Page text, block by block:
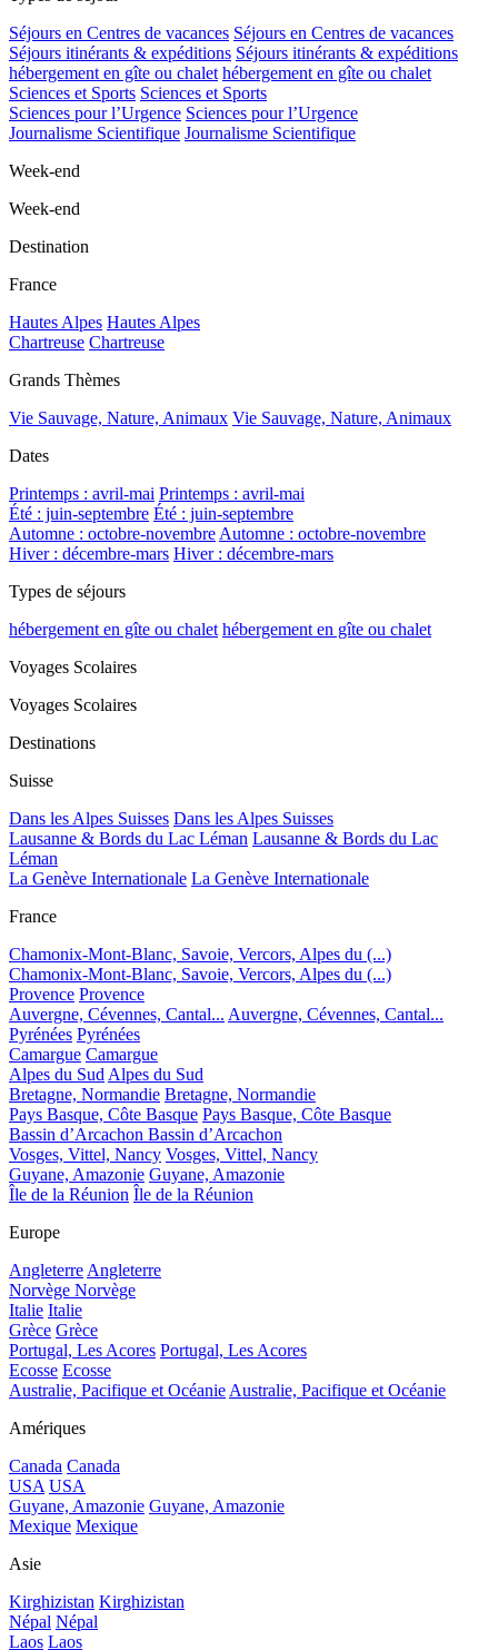
Séjours en Centres de vacances Séjours en Centres de vacances
Séjours itinérants & expéditions Séjours itinérants & expéditions
hébergement en gîte ou chalet hébergement en gîte ou chalet
Sciences et Sports Sciences et Sports
Sciences pour l’Urgence Sciences pour l’Urgence
Journalisme Scientifique Journalisme Scientifique
Week-end
Week-end
Destination
France
Hautes Alpes Hautes Alpes
Chartreuse Chartreuse
Grands Thèmes
Vie Sauvage, Nature, Animaux Vie Sauvage, Nature, Animaux
Dates
Printemps : avril-mai Printemps : avril-mai
Été : juin-septembre Été : juin-septembre
Automne : octobre-novembre Automne : octobre-novembre
Hiver : décembre-mars Hiver : décembre-mars
Types de séjours
hébergement en gîte ou chalet hébergement en gîte ou chalet
Voyages Scolaires
Voyages Scolaires
Destinations
Suisse
Dans les Alpes Suisses Dans les Alpes Suisses
Lausanne & Bords du Lac Léman Lausanne & Bords du Lac
Léman
La Genève Internationale La Genève Internationale
France
Chamonix-Mont-Blanc, Savoie, Vercors, Alpes du (...)
Chamonix-Mont-Blanc, Savoie, Vercors, Alpes du (...)
Provence Provence
Auvergne, Cévennes, Cantal... Auvergne, Cévennes, Cantal...
Pyrénées Pyrénées
Camargue Camargue
Alpes du Sud Alpes du Sud
Bretagne, Normandie Bretagne, Normandie
Pays Basque, Côte Basque Pays Basque, Côte Basque
Bassin d’Arcachon Bassin d’Arcachon
Vosges, Vittel, Nancy Vosges, Vittel, Nancy
Guyane, Amazonie Guyane, Amazonie
Île de la Réunion Île de la Réunion
Europe
Angleterre Angleterre
Norvège Norvège
Italie Italie
Grèce Grèce
Portugal, Les Acores Portugal, Les Acores
Ecosse Ecosse
Australie, Pacifique et Océanie Australie, Pacifique et Océanie
Amériques
Canada Canada
USA USA
Guyane, Amazonie Guyane, Amazonie
Mexique Mexique
Asie
Kirghizistan Kirghizistan
Népal Népal
Laos Laos